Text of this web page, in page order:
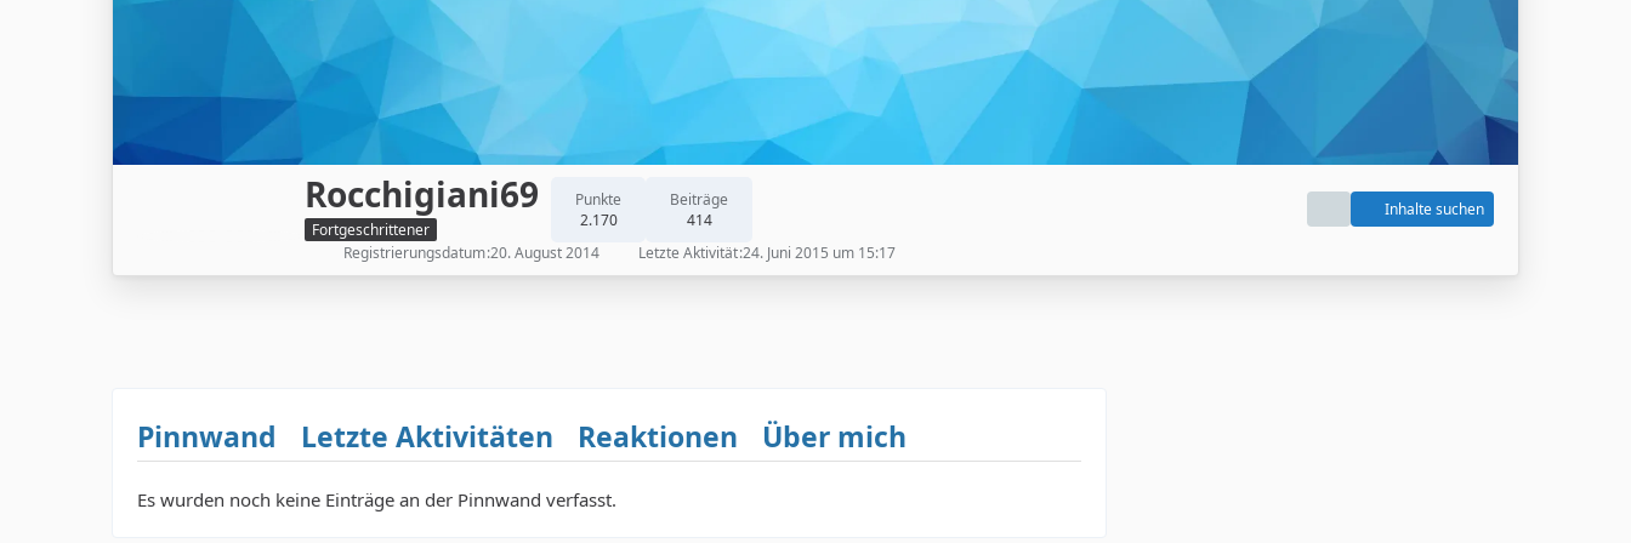
Rocchigiani69
Fortgeschrittener
Punkte
2.170
Beiträge
414
Inhalte suchen
Registrierungsdatum 20. August 2014 Letzte Aktivität 24. Juni 2015 um 15:17
Pinnwand Letzte Aktivitäten Reaktionen Über mich
Es wurden noch keine Einträge an der Pinnwand verfasst.